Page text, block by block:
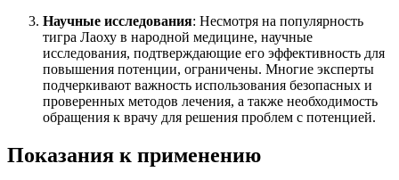
Научные исследования: Несмотря на популярность
тигра Лаоху в народной медицине, научные
исследования, подтверждающие его эффективность для
повышения потенции, ограничены. Многие эксперты
подчеркивают важность использования безопасных и
проверенных методов лечения, а также необходимость
обращения к врачу для решения проблем с потенцией.
Показания к применению